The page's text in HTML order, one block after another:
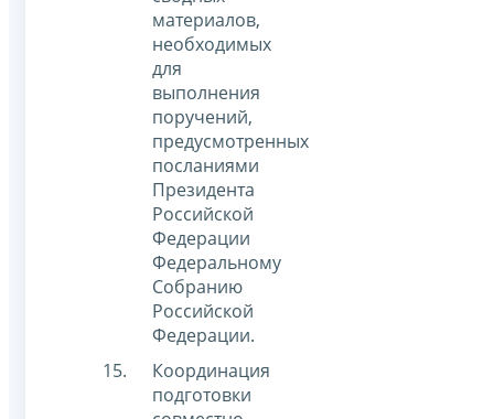
материалов,
необходимых
для
выполнения
поручений,
предусмотренных
посланиями
Президента
Российской
Федерации
Федеральному
Собранию
Российской
Федерации.
Координация
подготовки